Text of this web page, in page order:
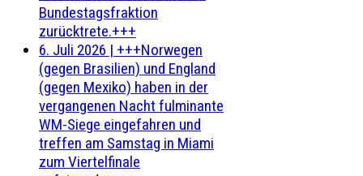
Bundestagsfraktion
zurücktrete.+++
6. Juli 2026 | +++Norwegen
(gegen Brasilien) und England
(gegen Mexiko) haben in der
vergangenen Nacht fulminante
WM-Siege eingefahren und
treffen am Samstag in Miami
zum Viertelfinale